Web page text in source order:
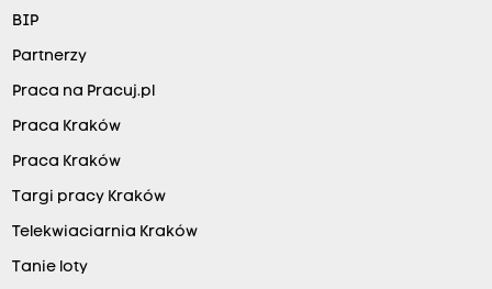
BIP
Partnerzy
Praca na Pracuj.pl
Praca Kraków
Praca Kraków
Targi pracy Kraków
Telekwiaciarnia Kraków
Tanie loty